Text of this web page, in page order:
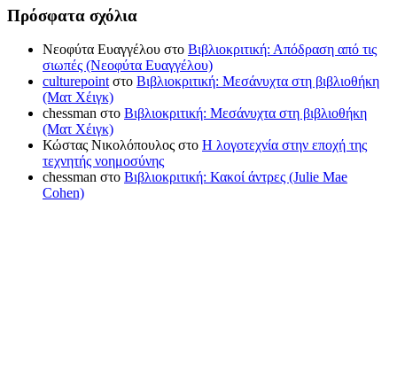
Πρόσφατα σχόλια
Νεοφύτα Ευαγγέλου στο Βιβλιοκριτική: Απόδραση από τις
σιωπές (Νεοφύτα Ευαγγέλου)
culturepointστο Βιβλιοκριτική: Μεσάνυχτα στη βιβλιοθήκη
(Ματ Χέιγκ)
chessman στο Βιβλιοκριτική: Μεσάνυχτα στη βιβλιοθήκη
(Ματ Χέιγκ)
Κώστας Νικολόπουλος στο Η λογοτεχνία στην εποχή της
τεχνητής νοημοσύνης
chessman στο Βιβλιοκριτική: Κακοί άντρες (Julie Mae
Cohen)